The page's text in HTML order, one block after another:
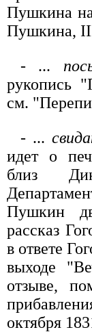
Пушкина
Пушкина,
- ...
рукопись
см.
- ...
идет о
близ
Пушкин
рассказ
в ответе
выходе
отзыве,
октября